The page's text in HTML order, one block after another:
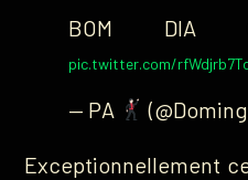
BOM
pic.twitter.com/
— PA
Exceptionnellement